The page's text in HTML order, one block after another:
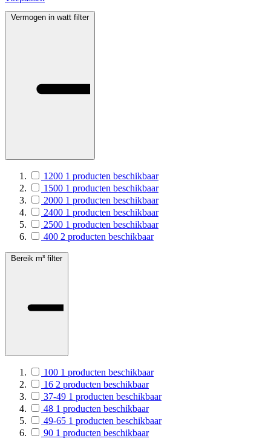
Vermogen in watt filter
1200 1 producten beschikbaar
1500 1 producten beschikbaar
2000 1 producten beschikbaar
2400 1 producten beschikbaar
2500 1 producten beschikbaar
400 2 producten beschikbaar
Bereik m³ filter
100 1 producten beschikbaar
16 2 producten beschikbaar
37-49 1 producten beschikbaar
48 1 producten beschikbaar
49-65 1 producten beschikbaar
90 1 producten beschikbaar